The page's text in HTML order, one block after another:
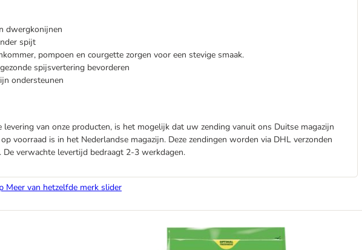
dwergkonijnen
spijt
pompoen en courgette zorgen voor een stevige smaak.
spijsvertering bevorderen
ondersteunen
levering van onze producten, is het mogelijk dat uw zending vanuit ons Duitse magazijn
voorraad is in het Nederlandse magazijn. Deze zendingen worden via DHL verzonden
verwachte levertijd bedraagt 2-3 werkdagen.
Meer van hetzelfde merk slider